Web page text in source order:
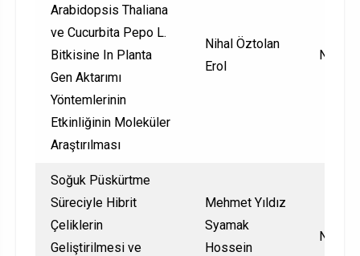
Arabidopsis Thaliana
ve Cucurbita Pepo L.
Bitkisine In Planta
Gen Aktarımı
Yöntemlerinin
Etkinliğinin Moleküler
Araştırılması
Nihal Öztolan
Erol
Soğuk Püskürtme
Süreciyle Hibrit
Çeliklerin
Geliştirilmesi ve
Mehmet Yıldız
Syamak
Hossein